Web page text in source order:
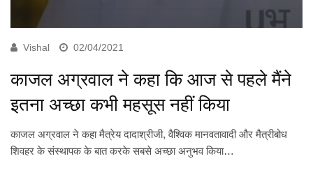
Vishal 02/04/2021
काजल अग्रवाल ने कहा कि आज से पहले मैंने
इतना अच्छा कभी महसूस नहीं किया
काजल अग्रवाल ने कहा मैत्रेय दादाश्रीजी, वैश्विक मानवतावादी और मैत्रीबोध
शिवहर के संस्थापक के बात करके सबसे अच्छा अनुभव किया…